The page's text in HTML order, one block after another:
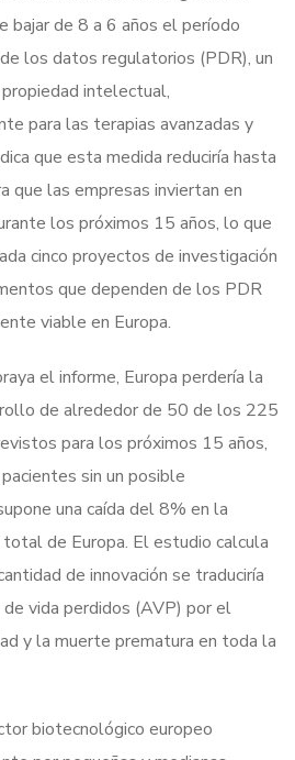
bajar de 8 a 6 años el período
los datos regulatorios (PDR), un
intelectual,
para las terapias avanzadas y
que esta medida reduciría hasta
que las empresas inviertan en
los próximos 15 años, lo que
cinco proyectos de investigación
que dependen de los PDR
viable en Europa.
el informe, Europa perdería la
de alrededor de 50 de los 225
para los próximos 15 años,
sin un posible
una caída del 8% en la
total de Europa. El estudio calcula
de innovación se traduciría
vida perdidos (AVP) por el
y la muerte prematura en toda la
biotecnológico europeo